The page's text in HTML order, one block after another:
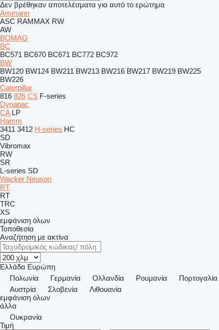
Δεν βρέθηκαν αποτελέσματα για αυτό το ερώτημα
Ammann
ASC RAMMAX RW
AW
BOMAG
BC
BC571 BC670 BC671 BC772 BC972
BW
BW120 BW124 BW211 BW213 BW216 BW217 BW219 BW225
BW226
Caterpillar
816 826 CS F-series
Dynapac
CA LP
Hamm
3411 3412 H-series HC
SD
Vibromax
RW
SR
L-series SD
Wacker Neuson
RT
RT
TRC
XS
εμφάνιση όλων
Τοποθεσία
Αναζήτηση με ακτίνα
Ελλάδα Ευρώπη
Πολωνία
Γερμανία Ολλανδία Ρουμανία
Πορτογαλία
Αυστρία
Σλοβενία
Λιθουανία
εμφάνιση όλων
άλλα
Ουκρανία
Τιμή